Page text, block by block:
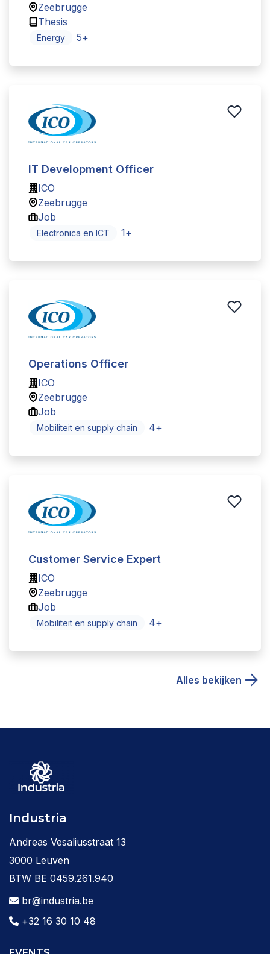
Zeebrugge
Thesis
Energy 5+
IT Development Officer
ICO
Zeebrugge
Job
Electronica en ICT 1+
Operations Officer
ICO
Zeebrugge
Job
Mobiliteit en supply chain 4+
Customer Service Expert
ICO
Zeebrugge
Job
Mobiliteit en supply chain 4+
Alles bekijken
Industria
Andreas Vesaliusstraat 13
3000 Leuven
BTW BE 0459.261.940
br@industria.be
+32 16 30 10 48
EVENTS